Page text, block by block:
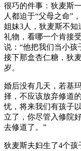
很巧的件事：狄麦斯
人都迫于“父母之命”
姐妹3人，狄麦斯不
礼物，看哪一个肯接
说：“他把我们当小孩
接下那盒杏仁糖，狄
岁。
婚后没有几天，若基
择，不应该放弃修道
忧，将来我们有孩子
立了，你尽管入修院
去修道了。”
狄麦斯夫妇生了4个